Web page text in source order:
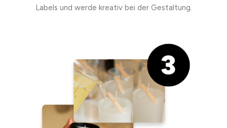
Labels und werde kreativ bei der Gestaltung.